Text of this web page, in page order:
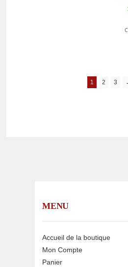
1 2 3
MENU
Accueil de la boutique
Mon Compte
Panier